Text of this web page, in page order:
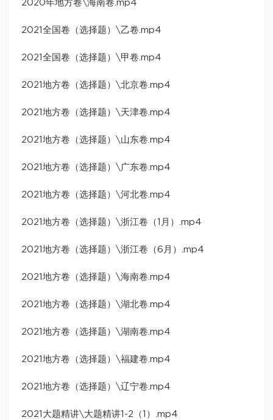
2020年地方卷\海南卷.mp4
2021全国卷（选择题）\乙卷.mp4
2021全国卷（选择题）\甲卷.mp4
2021地方卷（选择题）\北京卷.mp4
2021地方卷（选择题）\天津卷.mp4
2021地方卷（选择题）\山东卷.mp4
2021地方卷（选择题）\广东卷.mp4
2021地方卷（选择题）\河北卷.mp4
2021地方卷（选择题）\浙江卷（1月）.mp4
2021地方卷（选择题）\浙江卷（6月）.mp4
2021地方卷（选择题）\海南卷.mp4
2021地方卷（选择题）\湖北卷.mp4
2021地方卷（选择题）\湖南卷.mp4
2021地方卷（选择题）\福建卷.mp4
2021地方卷（选择题）\辽宁卷.mp4
2021大题精讲\大题精讲1-2（1）.mp4